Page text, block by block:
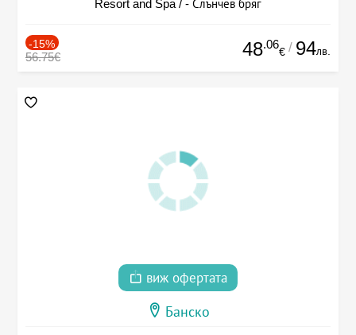
Resort and Spa / - Слънчев бряг
-15%
56.75€ 48.06
€ / 94лв.
виж офертата
Банско